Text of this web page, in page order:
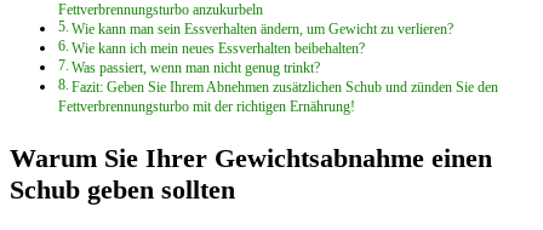
Fettverbrennungsturbo anzukurbeln
Wie kann man sein Essverhalten ändern, um Gewicht zu verlieren?
Wie kann ich mein neues Essverhalten beibehalten?
Was passiert, wenn man nicht genug trinkt?
Fazit: Geben Sie Ihrem Abnehmen zusätzlichen Schub und zünden Sie den
Fettverbrennungsturbo mit der richtigen Ernährung!
Warum Sie Ihrer Gewichtsabnahme einen
Schub geben sollten